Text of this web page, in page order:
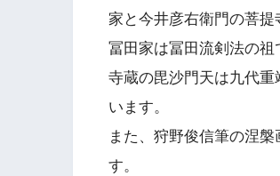
家と今井彦右衛門の菩提
冨田家は冨田流剣法の祖
寺蔵の毘沙門天は九代
います。
また、狩野俊信筆の涅
す。